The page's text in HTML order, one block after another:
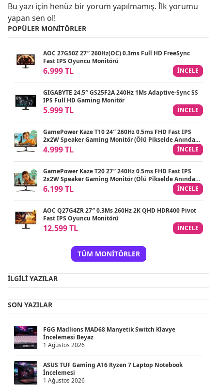
Bu yazı için henüz bir yorum yapılmamış. İlk yorumu
yapan sen ol!
POPÜLER MONITÖRLER
AOC 27G50Z 27″ 260Hz(OC) 0.3ms Full HD FreeSync
Fast IPS Oyuncu Monitörü
6.999 TL INCELE
GIGABYTE 24.5″ GS25F2A 240Hz 1Ms Adaptive-Sync SS
IPS Full HD Gaming Monitör
5.999 TL INCELE
GamePower Kaze T10 24″ 260Hz 0.5ms FHD Fast IPS
2x2W Speaker Gaming Monitör (Ölü Pikselde Anında
Değişim)
4.999 TL INCELE
GamePower Kaze T20 27″ 240Hz 0.5ms FHD Fast IPS
2x2W Speaker Gaming Monitör (Ölü Pikselde Anında
Değişim)
6.199 TL INCELE
AOC Q27G4ZR 27″ 0.3Ms 260Hz 2K QHD HDR400 Pivot
Fast IPS Oyuncu Monitörü
12.599 TL INCELE
TÜM MONITÖRLER
İLGILI YAZILAR
SON YAZILAR
FGG Madlions MAD68 Manyetik Switch Klavye
İncelemesi Beyaz
1 Ağustos 2026
ASUS TUF Gaming A16 Ryzen 7 Laptop Notebook
İncelemesi
1 Ağustos 2026